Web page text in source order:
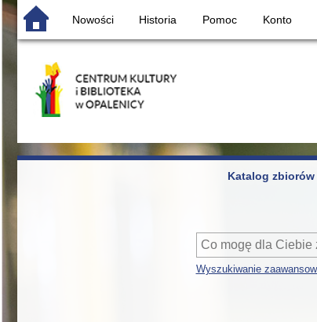
Nowości Historia Pomoc Konto
Katalog zbiorów
Wyszukiwanie